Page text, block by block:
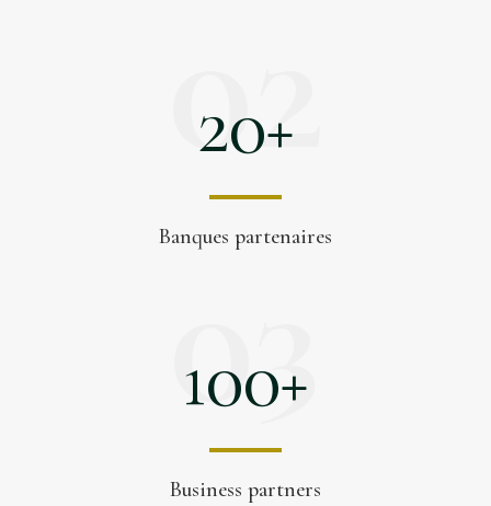
20+
Banques partenaires
02
100+
Business partners
03